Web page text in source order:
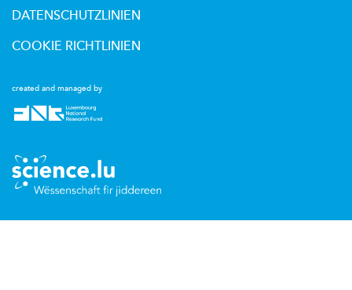
created and managed by
DATENSCHUTZLINIEN
COOKIE RICHTLINIEN